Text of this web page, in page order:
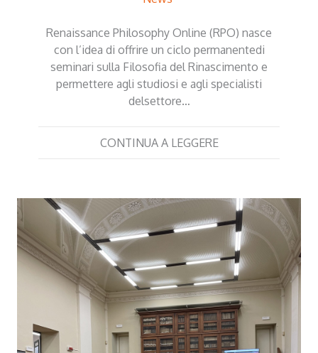
Renaissance Philosophy Online (RPO) nasce
con l’idea di offrire un ciclo permanentedi
seminari sulla Filosofia del Rinascimento e
permettere agli studiosi e agli specialisti
delsettore…
CONTINUA A LEGGERE